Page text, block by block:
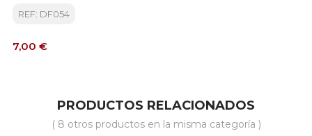
REF: DF054
Precio
7,00 €
PRODUCTOS RELACIONADOS
( 8 otros productos en la misma categoría )